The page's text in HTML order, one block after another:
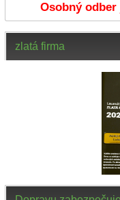
Osobný odber
zlatá firma